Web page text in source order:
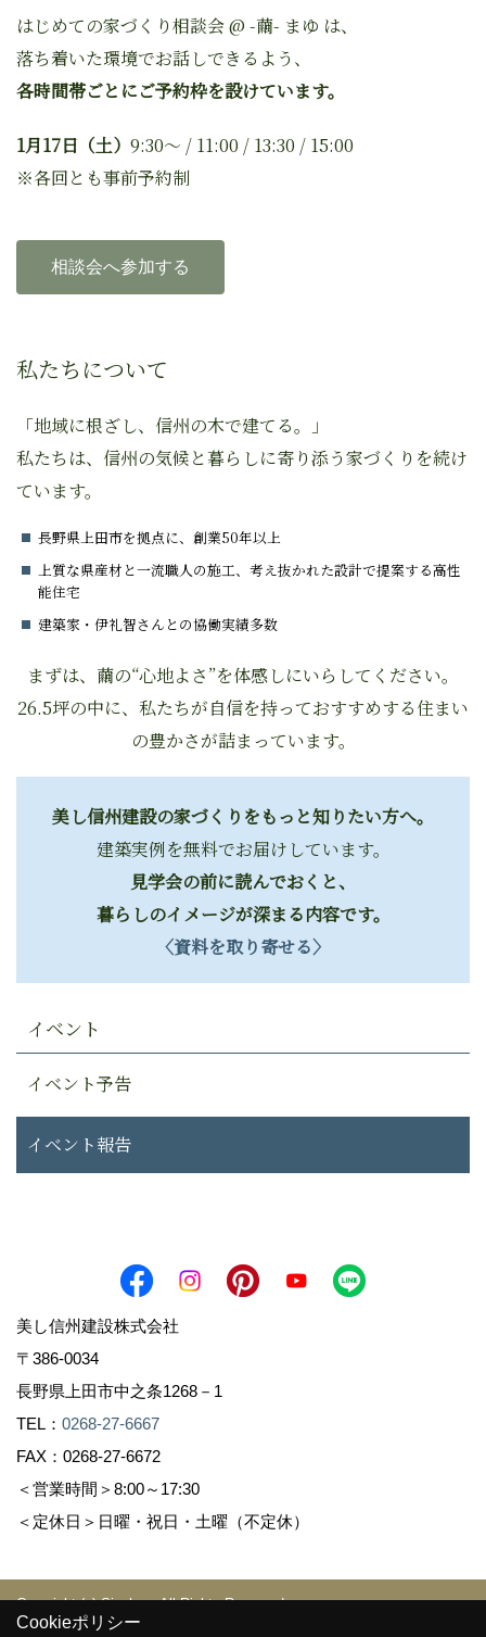
はじめての家づくり相談会 @ -繭- まゆ は、
落ち着いた環境でお話しできるよう、
各時間帯ごとにご予約枠を設けています。
1月17日（土） 9:30〜 / 11:00 / 13:30 / 15:00
※各回とも事前予約制
相談会へ参加する
私たちについて
「地域に根ざし、信州の木で建てる。」
私たちは、信州の気候と暮らしに寄り添う家づくりを続け
ています。
長野県上田市を拠点に、創業50年以上
上質な県産材と一流職人の施工、考え抜かれた設計で提案する高性
能住宅
建築家・伊礼智さんとの協働実績多数
まずは、繭の“心地よさ”を体感しにいらしてください。
26.5坪の中に、私たちが自信を持っておすすめする住まい
の豊かさが詰まっています。
美し信州建設の家づくりをもっと知りたい方へ。
建築実例を無料でお届けしています。
見学会の前に読んでおくと、
暮らしのイメージが深まる内容です。
〈資料を取り寄せる〉
イベント
イベント予告
イベント報告
美し信州建設株式会社
〒386-0034
長野県上田市中之条1268－1
TEL： 0268-27-6667
FAX：0268-27-6672
＜営業時間＞8:00～17:30
＜定休日＞日曜・祝日・土曜（不定休）
Copyright (c) Sinshuu. All Rights Reserved.
Produced byゴデスクリエイト
Cookieポリシー